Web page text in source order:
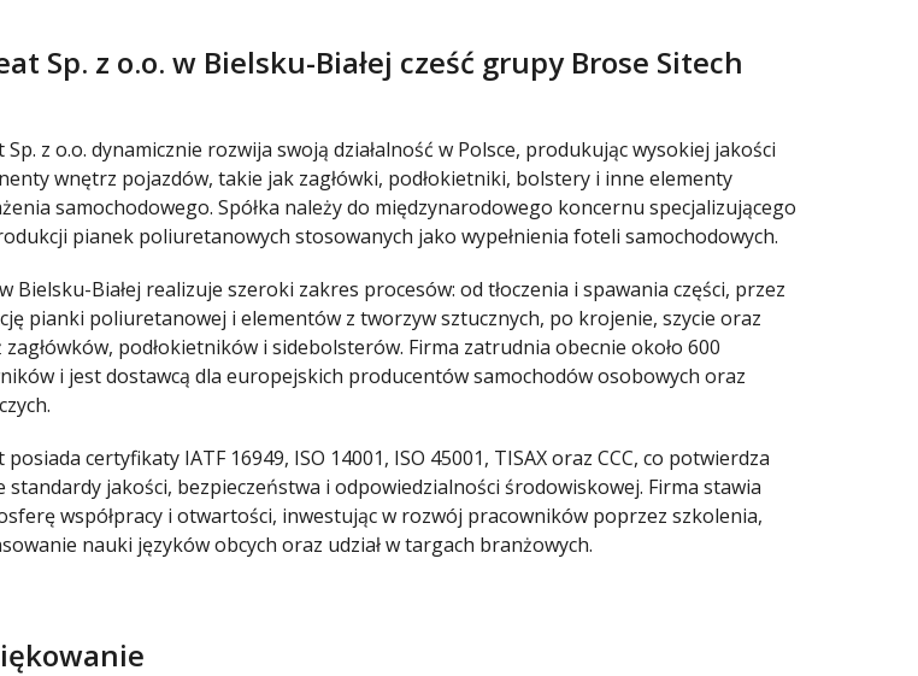
Sp. z o.o. w Bielsku-Białej cześć grupy Brose Sitech
Sp. z o.o. dynamicznie rozwija swoją działalność w Polsce, produkując wysokiej jakości
wnętrz pojazdów, takie jak zagłówki, podłokietniki, bolstery i inne elementy
samochodowego. Spółka należy do międzynarodowego koncernu specjalizującego
pianek poliuretanowych stosowanych jako wypełnienia foteli samochodowych.
Bielsku-Białej realizuje szeroki zakres procesów: od tłoczenia i spawania części, przez
pianki poliuretanowej i elementów z tworzyw sztucznych, po krojenie, szycie oraz
podłokietników i sidebolsterów. Firma zatrudnia obecnie około 600
i jest dostawcą dla europejskich producentów samochodów osobowych oraz
posiada certyfikaty IATF 16949, ISO 14001, ISO 45001, TISAX oraz CCC, co potwierdza
standardy jakości, bezpieczeństwa i odpowiedzialności środowiskowej. Firma stawia
współpracy i otwartości, inwestując w rozwój pracowników poprzez szkolenia,
nauki języków obcych oraz udział w targach branżowych.